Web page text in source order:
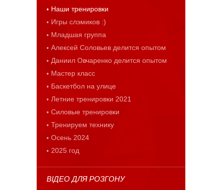
Наши тренировки
Игры слэмиков :)
Младшая группа
Алексей Соловьев делится опытом
Даниил Овчаренко делится опытом
Мастер класс
Баскетбол на улице
Летние тренировки 2021
Силовые тренировки
Тренируем технику
Осень 2024
2025 год
ВІДЕО ДЛЯ РОЗГОНУ